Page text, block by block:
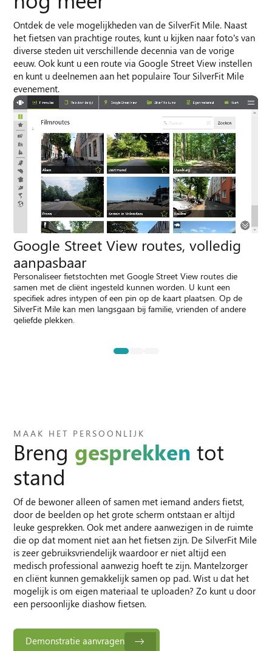
Ontdek de vele mogelijkheden van de SilverFit Mile. Naast
het fietsen van prachtige routes, kunt u kijken naar foto’s van
diverse steden uit verschillende decennia van de vorige
eeuw. Ook kunt u een route via Google Street View instellen
en kunt u deelnemen aan het populaire Tour SilverFit Mile
evenement.
Google Street View routes, volledig
aanpasbaar
Personaliseer fietstochten met Google Street View routes die
samen met de cliënt ingesteld kunnen worden. U kunt een
specifiek adres intypen of een pin op de kaart plaatsen. Op de
SilverFit Mile kan men langsgaan bij familie, vrienden of andere
geliefde plekken.
MAAK HET PERSOONLIJK
Breng gesprekken tot
stand
Of de bewoner alleen of samen met iemand anders fietst,
door de beelden op het grote scherm ontstaan er altijd
leuke gesprekken. Ook met andere aanwezigen in de ruimte
die op dat moment niet aan het fietsen zijn. De SilverFit Mile
is zeer gebruiksvriendelijk waardoor er niet altijd een
medisch professional aanwezig hoeft te zijn. Mantelzorger
en cliënt kunnen gemakkelijk samen op pad. Wist u dat het
mogelijk is om eigen materiaal te uploaden? Zo kunt u door
een persoonlijke diashow fietsen.
Demonstratie aanvragen